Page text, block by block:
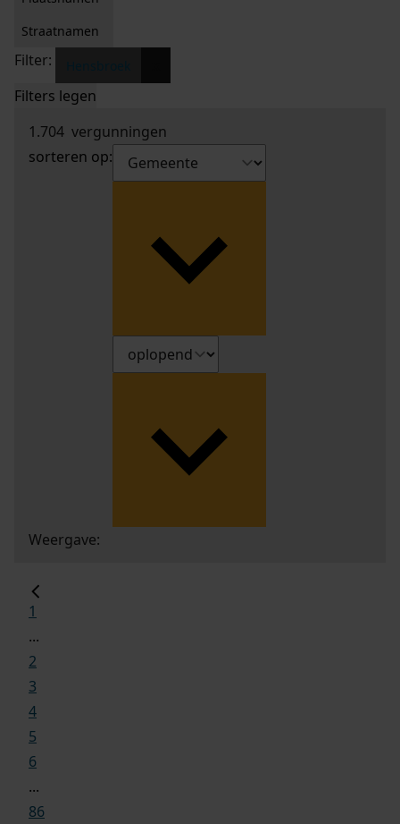
Straatnamen
Filter:
Filters legen
1.704 vergunningen
sorteren op:
Weergave:
1
...
2
3
4
5
6
...
86